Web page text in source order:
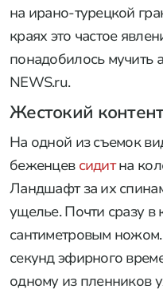
на ирано-турецкой
краях это частое
понадобилось мучить
NEWS.ru.
Жестокий
На одной из съемок
беженцев сидитна
Ландшафт за их
ущелье. Почти сразу в
сантиметровым
секунд эфирного
одному из пленников